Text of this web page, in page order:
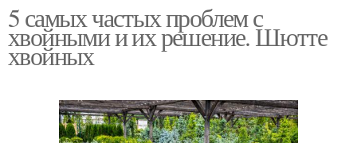
5 самых частых проблем с
хвойными и их решение. Шютте
хвойных